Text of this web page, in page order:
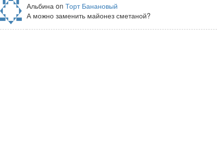
Альбина on Торт Банановый
А можно заменить майонез сметаной?